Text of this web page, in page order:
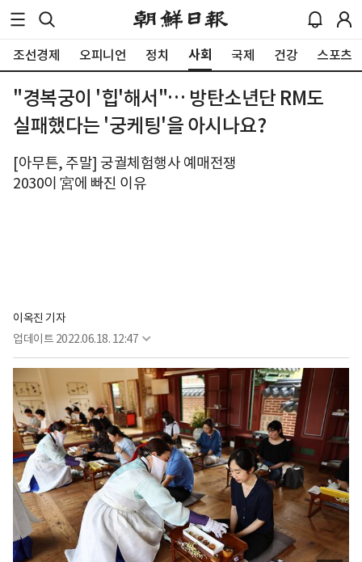
조선경제 오피니언 정치 사회 국제 건강 스포츠
"경복궁이 '힙'해서"… 방탄소년단 RM도
실패했다는 '궁케팅'을 아시나요?
[아무튼, 주말] 궁궐체험행사 예매전쟁
2030이 宮에 빠진 이유
이옥진 기자
업데이트 2022.06.18. 12:47